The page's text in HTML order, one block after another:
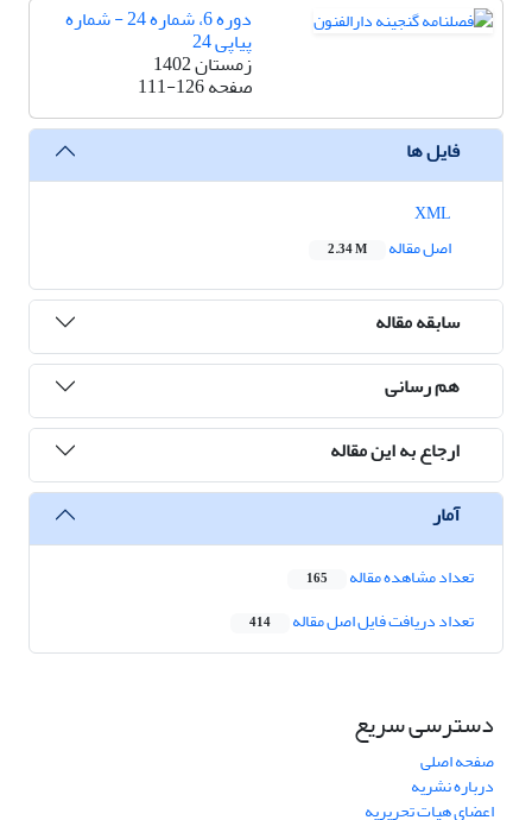
دوره 6، شماره 24 - شماره
پیاپی 24
زمستان 1402
صفحه111-126
فایل ها
اصل مقاله
2.34 M
سابقه مقاله
هم رسانی
ارجاع به این مقاله
آمار
تعداد مشاهده مقاله 165
تعداد دریافت فایل اصل مقاله 414
دسترسی سریع
صفحه اصلی
درباره نشریه
اعضای هیات تحریریه